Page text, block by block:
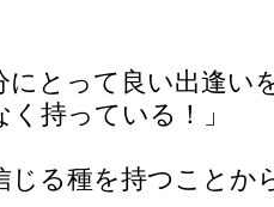
にとって良い出逢
持っている！」
じる種を持つことか